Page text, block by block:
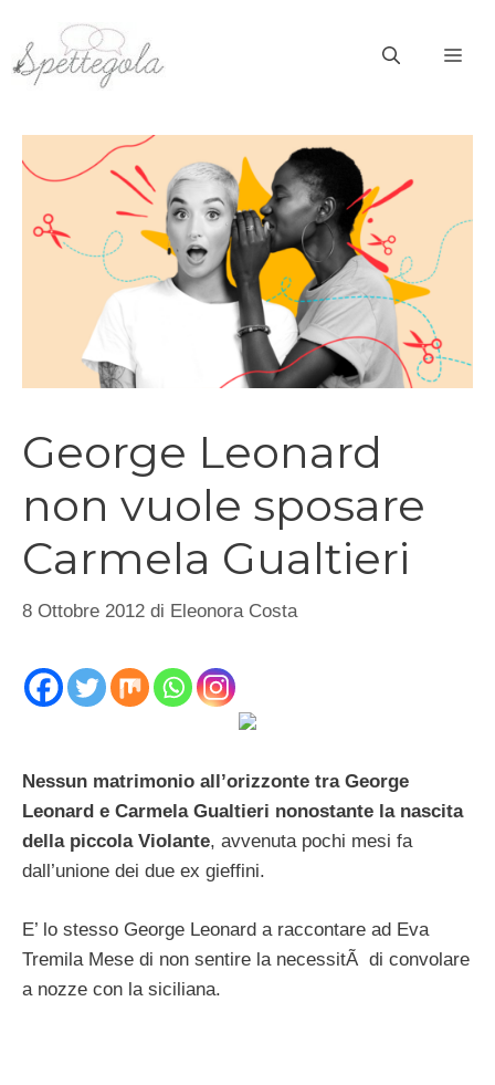
contenuto
George Leonard
non vuole sposare
Carmela Gualtieri
8 Ottobre 2012 di Eleonora Costa
Nessun matrimonio all’orizzonte tra George
Leonard e Carmela Gualtieri nonostante la nascita
della piccola Violante, avvenuta pochi mesi fa
dall’unione dei due ex gieffini.
E’ lo stesso George Leonard a raccontare ad Eva
Tremila Mese di non sentire la necessitÃ di convolare
a nozze con la siciliana.